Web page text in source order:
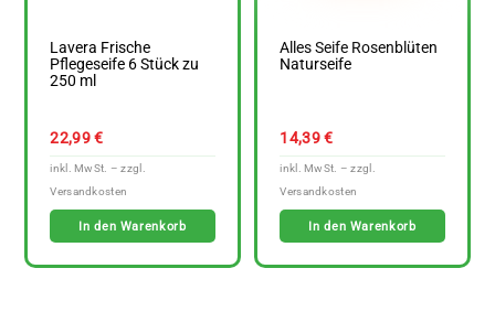
Lavera Frische
Pflegeseife 6 Stück zu
250 ml
22,99€
In den Warenkorb
Alles Seife Rosenblüten
Naturseife
14,39€
In den Warenkorb